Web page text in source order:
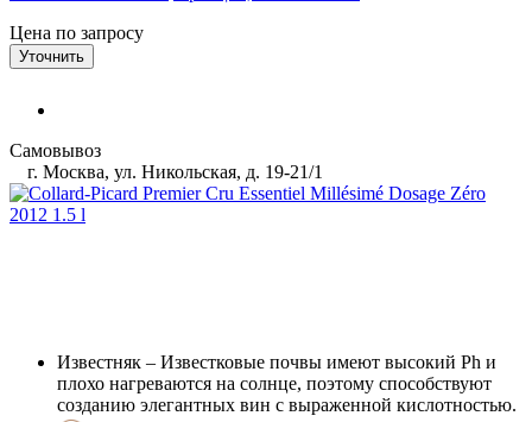
Цена по запросу
Уточнить
Самовывоз
г. Москва, ул. Никольская, д. 19-21/1
Известняк – Известковые почвы имеют высокий Ph и
плохо нагреваются на солнце, поэтому способствуют
созданию элегантных вин с выраженной кислотностью.